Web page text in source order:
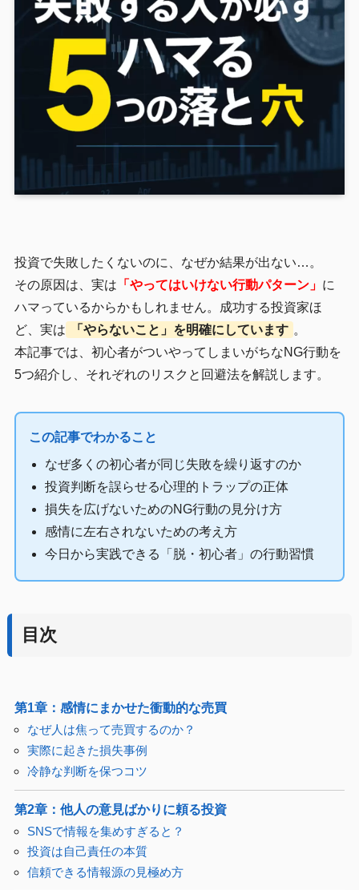
投資で失敗したくないのに、なぜか結果が出ない…。
その原因は、実は 「やってはいけない行動パターン」 に
ハマっているからかもしれません。成功する投資家ほ
ど、実は
「やらないこと」を明確にしています 。
本記事では、初心者がついやってしまいがちなNG行動を
5つ紹介し、それぞれのリスクと回避法を解説します。
この記事でわかること
なぜ多くの初心者が同じ失敗を繰り返すのか
投資判断を誤らせる心理的トラップの正体
損失を広げないためのNG行動の見分け方
感情に左右されないための考え方
今日から実践できる「脱・初心者」の行動習慣
目次
第1章：感情にまかせた衝動的な売買
なぜ人は焦って売買するのか？
実際に起きた損失事例
冷静な判断を保つコツ
第2章：他人の意見ばかりに頼る投資
SNSで情報を集めすぎると？
投資は自己責任の本質
信頼できる情報源の見極め方